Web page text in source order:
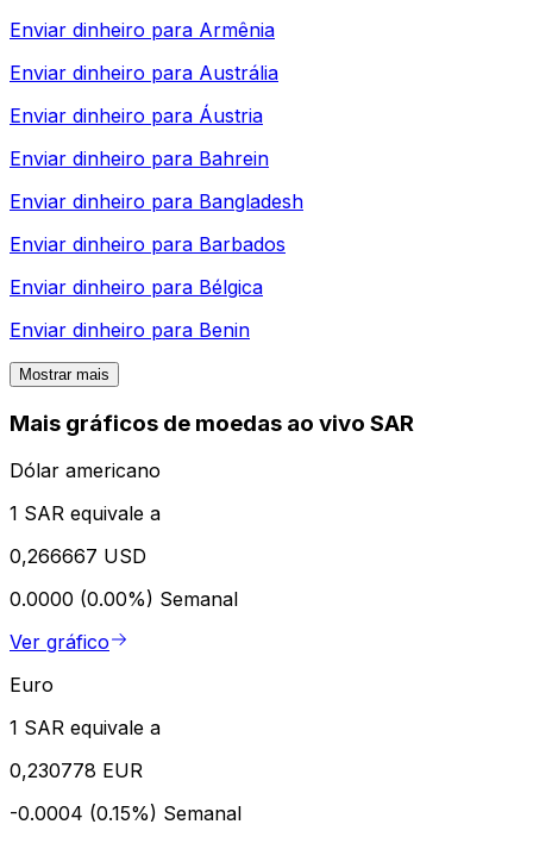
Enviar dinheiro para Armênia
Enviar dinheiro para Austrália
Enviar dinheiro para Áustria
Enviar dinheiro para Bahrein
Enviar dinheiro para Bangladesh
Enviar dinheiro para Barbados
Enviar dinheiro para Bélgica
Enviar dinheiro para Benin
Mostrar mais
Mais gráficos de moedas ao vivo SAR
Dólar americano
1 SAR equivale a
0,266667 USD
0.0000 (0.00%) Semanal
Ver gráfico
Euro
1 SAR equivale a
0,230778 EUR
-0.0004 (0.15%) Semanal